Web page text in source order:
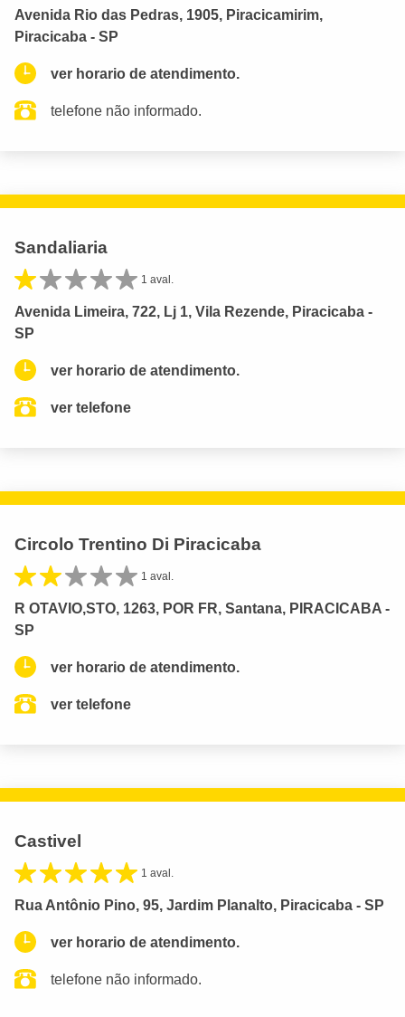
Avenida Rio das Pedras, 1905, Piracicamirim,
Piracicaba - SP
ver horario de atendimento.
telefone não informado.
Sandaliaria
1 aval.
Avenida Limeira, 722, Lj 1, Vila Rezende, Piracicaba -
SP
ver horario de atendimento.
ver telefone
Circolo Trentino Di Piracicaba
1 aval.
R OTAVIO,STO, 1263, POR FR, Santana, PIRACICABA -
SP
ver horario de atendimento.
ver telefone
Castivel
1 aval.
Rua Antônio Pino, 95, Jardim Planalto, Piracicaba - SP
ver horario de atendimento.
telefone não informado.